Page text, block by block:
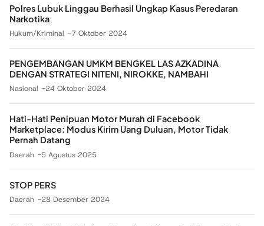
Polres Lubuk Linggau Berhasil Ungkap Kasus Peredaran
Narkotika
Hukum/Kriminal 7 Oktober 2024
PENGEMBANGAN UMKM BENGKEL LAS AZKADINA
DENGAN STRATEGI NITENI, NIROKKE, NAMBAHI
Nasional 24 Oktober 2024
Hati-Hati Penipuan Motor Murah di Facebook
Marketplace: Modus Kirim Uang Duluan, Motor Tidak
Pernah Datang
Daerah 5 Agustus 2025
STOP PERS
Daerah 28 Desember 2024